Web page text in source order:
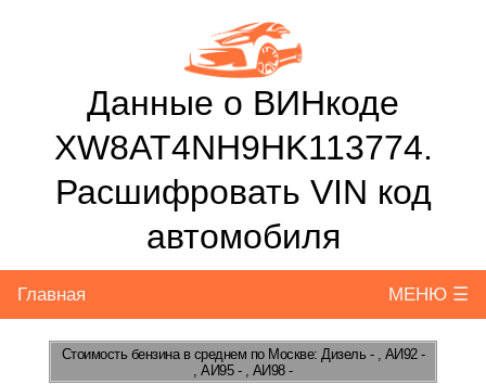
Данные о ВИНкоде
XW8AT4NH9HK113774.
Расшифровать VIN код
автомобиля
Главная МЕНЮ ☰
Стоимость бензинав среднем по Москве: Дизель - , АИ92 -
, АИ95 - , АИ98 -